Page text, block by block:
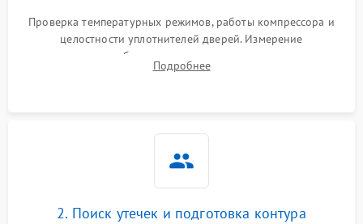
работе
2000 ₽ Подробнее →
1000 ₽
1800 ₽
Проверка температурных режимов, работы компрессора и
целостности уплотнителей дверей. Измерение
сопротивления обмоток мотора, проверка термостата и
считывание кодов ошибок с электронного дисплея.
Подробнее
2. Поиск утечек и подготовка контура